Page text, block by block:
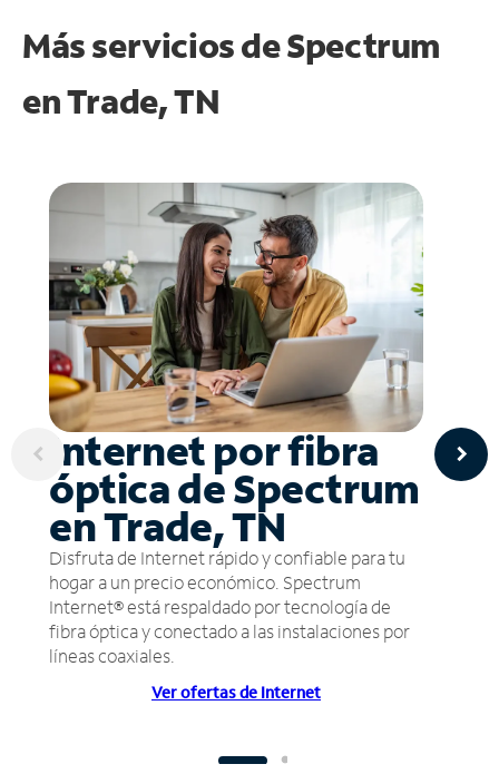
Más servicios de Spectrum
enTrade, TN
Internet por fibra
óptica de Spectrum
en Trade, TN
Disfruta de Internet rápido y confiable para tu
hogar a un precio económico. Spectrum
Internet® está respaldado por tecnología de
fibra óptica y conectado a las instalaciones por
líneas coaxiales.
Ver ofertas de Internet